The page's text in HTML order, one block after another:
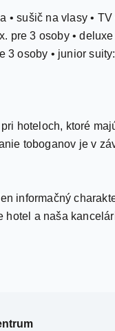
sušič na vlasy •
pre 3 osoby •
3 osoby • junior
hoteloch, ktoré
toboganov je v
informačný
a naša